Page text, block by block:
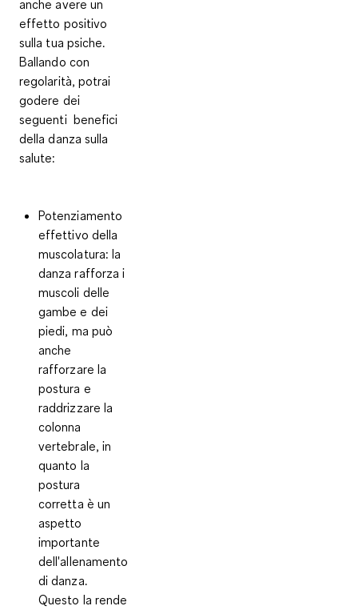
anche avere un
effetto positivo
sulla tua psiche.
Ballando con
regolarità, potrai
godere dei
seguenti benefici
della danza sulla
salute:
Potenziamento
effettivo della
muscolatura: la
danza rafforza i
muscoli delle
gambe e dei
piedi, ma può
anche
rafforzare la
postura e
raddrizzare la
colonna
vertebrale, in
quanto la
postura
corretta è un
aspetto
importante
dell'allenamento
di danza.
Questo la rende